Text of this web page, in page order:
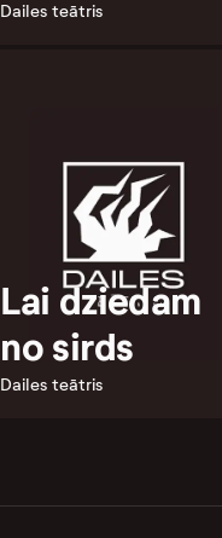
Dailes teātris
Lai dziedam
no sirds
Dailes teātris